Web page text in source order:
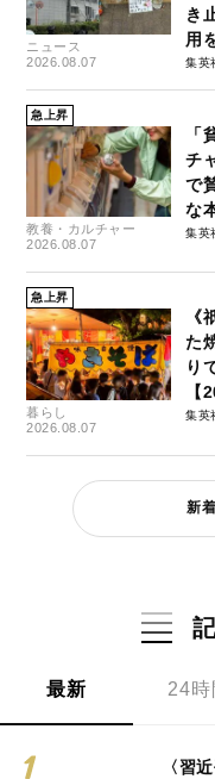
ニュース
2026.08.07
き
用
集英
急上昇
教養・カルチャー
2026.08.07
「
チ
で
な
集英
急上昇
暮らし
2026.08.07
《
た
り
【
集英
新
最新 24時
〈習